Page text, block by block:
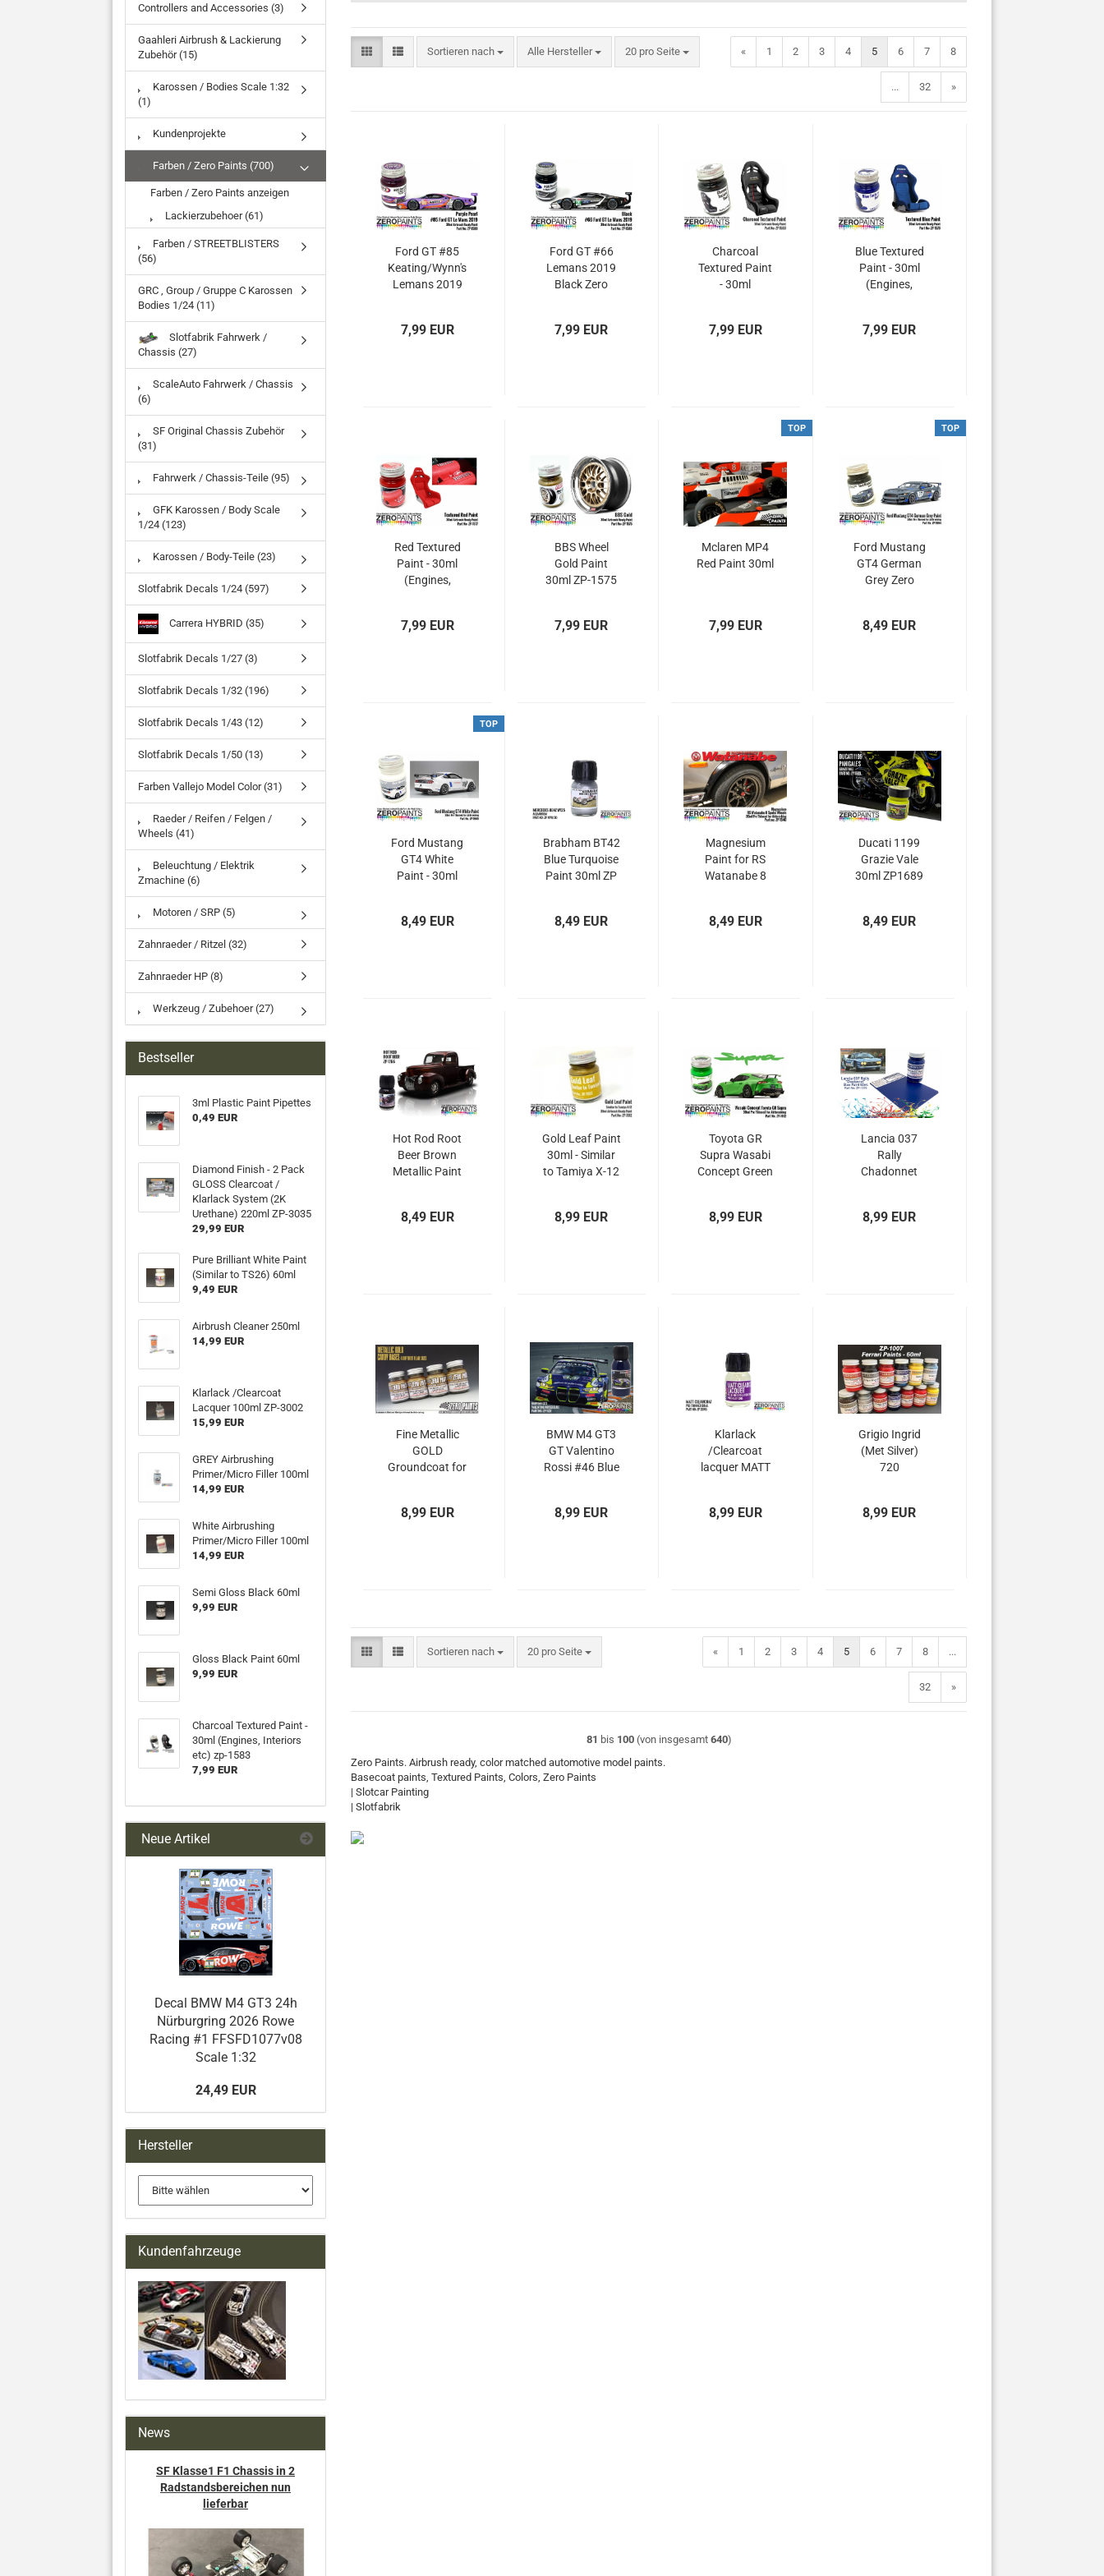
Sortieren nach
Sortieren nach Alle Hersteller 20 pro Seite
pro Seite « 1 2 3 4 5 6 7 8
... 32 »
Ford GT #85
Keating/Wynn's
Lemans 2019
Matched
7,99 EUR
Ford GT #66
Lemans 2019
Black Zero
Paints 30ml
7,99 EUR
Charcoal
Textured Paint
- 30ml
zp-1583
7,99 EUR
Blue Textured
Paint - 30ml
(Engines,
7,99 EUR
Red Textured
Paint - 30ml
(Engines,
7,99 EUR
BBS Wheel
Gold Paint
30ml ZP-1575
7,99 EUR
TOP
Mclaren MP4
Red Paint 30ml
7,99 EUR
TOP
Ford Mustang
GT4 German
Grey Zero
8,49 EUR
TOP
Ford Mustang
GT4 White
Paint - 30ml
8,49 EUR
Brabham BT42
Blue Turquoise
Paint 30ml ZP
8,49 EUR
Magnesium
Paint for RS
Watanabe 8
8,49 EUR
Ducati 1199
Grazie Vale
30ml ZP1689
8,49 EUR
Hot Rod Root
Beer Brown
Metallic Paint
8,49 EUR
Gold Leaf Paint
30ml - Similar
to Tamiya X-12
8,99 EUR
Toyota GR
Supra Wasabi
Concept Green
8,99 EUR
Lancia 037
Rally
Chadonnet
8,99 EUR
Fine Metallic
GOLD
Groundcoat for
8,99 EUR
BMW M4 GT3
GT Valentino
Rossi #46 Blue
8,99 EUR
Klarlack
/Clearcoat
lacquer MATT
8,99 EUR
Grigio Ingrid
(Met Silver)
720
8,99 EUR
Sortieren nach
Sortieren nach 20 pro Seite
pro Seite « 1 2 3 4 5 6 7 8 ...
32 »
81 bis 100(von insgesamt 640)
Zero Paints. Airbrush ready, color matched automotive model paints.
Basecoat paints, Textured Paints, Colors, Zero Paints
| Slotcar Painting
| Slotfabrik
Controllers and Accessories (3)
Gaahleri Airbrush & Lackierung
Zubehör (15)
Karossen / Bodies Scale 1:32
(1)
Kundenprojekte
Farben / Zero Paints (700)
Farben / Zero Paints anzeigen
Lackierzubehoer (61)
Farben / STREETBLISTERS
(56)
GRC , Group / Gruppe C Karossen
Bodies 1/24 (11)
Slotfabrik Fahrwerk /
Chassis (27)
ScaleAuto Fahrwerk / Chassis
(6)
SF Original Chassis Zubehör
(31)
Fahrwerk / Chassis-Teile (95)
GFK Karossen / Body Scale
1/24 (123)
Karossen / Body-Teile (23)
Slotfabrik Decals 1/24 (597)
Carrera HYBRID (35)
Slotfabrik Decals 1/27 (3)
Slotfabrik Decals 1/32 (196)
Slotfabrik Decals 1/43 (12)
Slotfabrik Decals 1/50 (13)
Farben Vallejo Model Color (31)
Raeder / Reifen / Felgen /
Wheels (41)
Beleuchtung / Elektrik
Zmachine (6)
Motoren / SRP (5)
Zahnraeder / Ritzel (32)
Zahnraeder HP (8)
Werkzeug / Zubehoer (27)
Bestseller
3ml Plastic Paint Pipettes
0,49 EUR
Diamond Finish - 2 Pack
GLOSS Clearcoat /
Klarlack System (2K
Urethane) 220ml ZP-3035
29,99 EUR
Pure Brilliant White Paint
(Similar to TS26) 60ml
9,49 EUR
Airbrush Cleaner 250ml
14,99 EUR
Klarlack /Clearcoat
Lacquer 100ml ZP-3002
15,99 EUR
GREY Airbrushing
Primer/Micro Filler 100ml
14,99 EUR
White Airbrushing
Primer/Micro Filler 100ml
14,99 EUR
Semi Gloss Black 60ml
9,99 EUR
Gloss Black Paint 60ml
9,99 EUR
Charcoal Textured Paint -
30ml (Engines, Interiors
etc) zp-1583
7,99 EUR
Neue Artikel
Decal BMW M4 GT3 24h
Nürburgring 2026 Rowe
Racing #1 FFSFD1077v08
Scale 1:32
24,49 EUR
Hersteller
Kundenfahrzeuge
News
SF Klasse1 F1 Chassis in 2
Radstandsbereichen nun
lieferbar